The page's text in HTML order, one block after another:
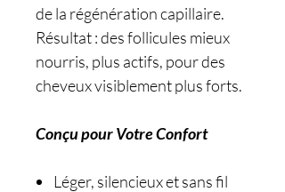
de la régénération capillaire.
Résultat : des follicules mieux
nourris, plus actifs, pour des
cheveux visiblement plus forts.
Conçu pour Votre Confort
Léger, silencieux et sans fil